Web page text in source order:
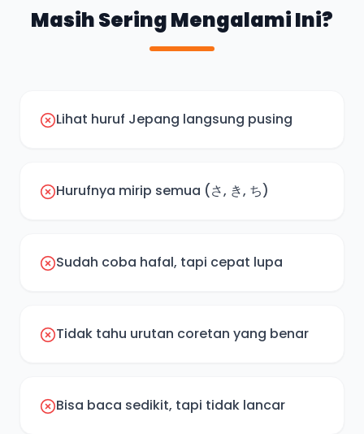
Masih Sering Mengalami Ini?
Lihat huruf Jepang langsung pusing
Hurufnya mirip semua (さ, き, ち)
Sudah coba hafal, tapi cepat lupa
Tidak tahu urutan coretan yang benar
Bisa baca sedikit, tapi tidak lancar